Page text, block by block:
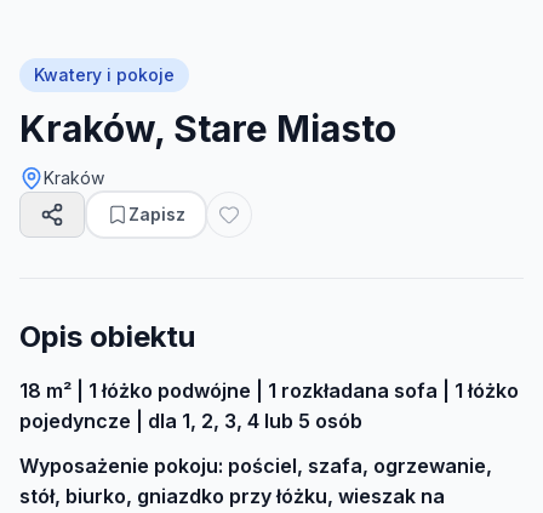
Kwatery i pokoje
Kraków, Stare Miasto
Kraków
Zapisz
Opis obiektu
18 m² | 1 łóżko podwójne | 1 rozkładana sofa | 1 łóżko
pojedyncze | dla 1, 2, 3, 4 lub 5 osób
Wyposażenie pokoju: pościel, szafa, ogrzewanie,
stół, biurko, gniazdko przy łóżku, wieszak na